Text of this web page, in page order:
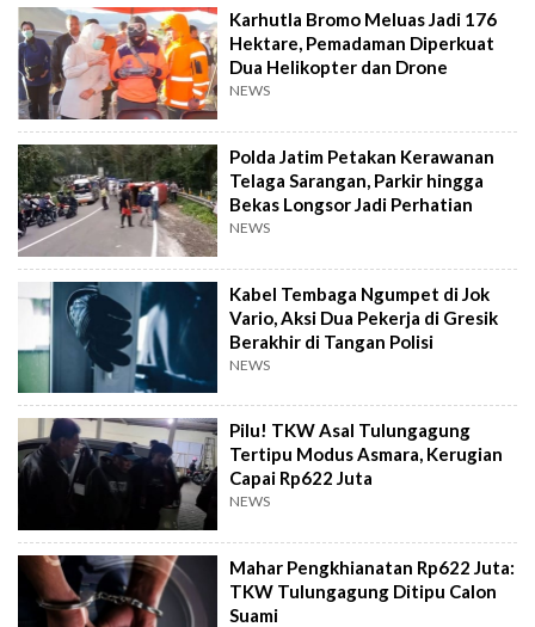
Karhutla Bromo Meluas Jadi 176
Hektare, Pemadaman Diperkuat
Dua Helikopter dan Drone
NEWS
Polda Jatim Petakan Kerawanan
Telaga Sarangan, Parkir hingga
Bekas Longsor Jadi Perhatian
NEWS
Kabel Tembaga Ngumpet di Jok
Vario, Aksi Dua Pekerja di Gresik
Berakhir di Tangan Polisi
NEWS
Pilu! TKW Asal Tulungagung
Tertipu Modus Asmara, Kerugian
Capai Rp622 Juta
NEWS
Mahar Pengkhianatan Rp622 Juta:
TKW Tulungagung Ditipu Calon
Suami